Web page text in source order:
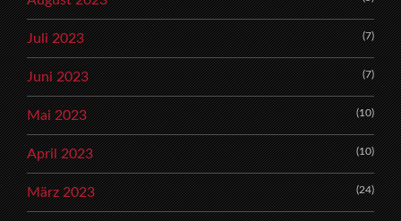
Juli 2023 (7)
Juni 2023 (7)
Mai 2023 (10)
April 2023 (10)
März 2023 (24)